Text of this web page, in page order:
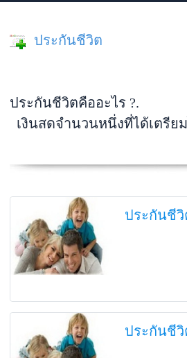
ประกันชีวิต
ประกันชีวิตคืออะไร ?.
เงินสดจำนวนหนึ่งที่ได้เตรี